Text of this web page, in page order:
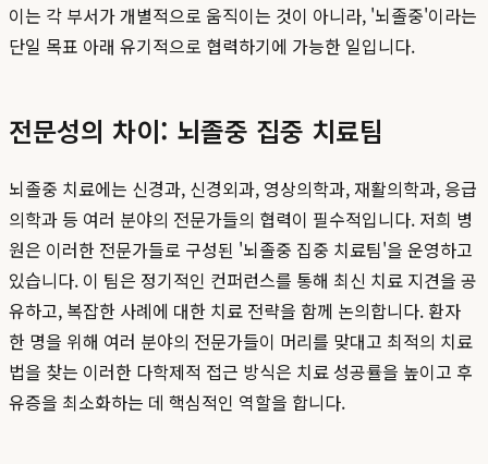
이는 각 부서가 개별적으로 움직이는 것이 아니라, '뇌졸중'이라는
단일 목표 아래 유기적으로 협력하기에 가능한 일입니다.
전문성의 차이: 뇌졸중 집중 치료팀
뇌졸중 치료에는 신경과, 신경외과, 영상의학과, 재활의학과, 응급
의학과 등 여러 분야의 전문가들의 협력이 필수적입니다. 저희 병
원은 이러한 전문가들로 구성된 '뇌졸중 집중 치료팀'을 운영하고
있습니다. 이 팀은 정기적인 컨퍼런스를 통해 최신 치료 지견을 공
유하고, 복잡한 사례에 대한 치료 전략을 함께 논의합니다. 환자
한 명을 위해 여러 분야의 전문가들이 머리를 맞대고 최적의 치료
법을 찾는 이러한 다학제적 접근 방식은 치료 성공률을 높이고 후
유증을 최소화하는 데 핵심적인 역할을 합니다.